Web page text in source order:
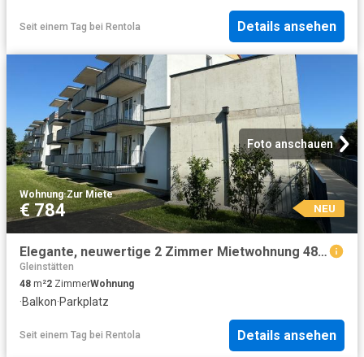
Seit einem Tag bei Rentola Details ansehen
Foto anschauen
Wohnung·Zur Miete
€ 784 NEU
Elegante, neuwertige 2 Zimmer Mietwohnung 48,59m² mit Balkon und Tiefgarage in Lieboch
Gleinstätten
48 m²2 ZimmerWohnung
·Balkon·Parkplatz
Seit einem Tag bei Rentola Details ansehen